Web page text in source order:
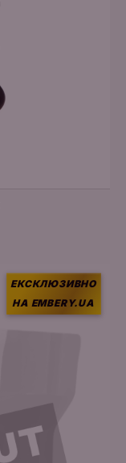
ЕКСКЛЮЗИВНО
НА EMBERY.UA